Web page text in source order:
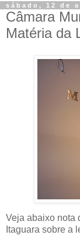
sábado, 12 de
Câmara
Matéria da
Veja abaixo nota
Itaguara sobre a